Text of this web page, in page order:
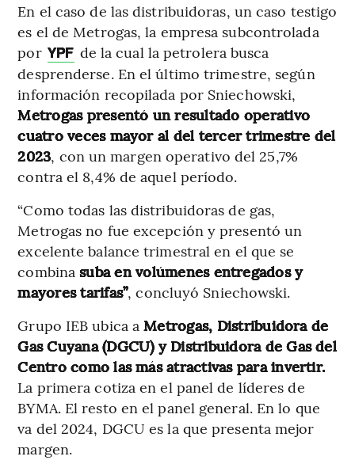
En el caso de las distribuidoras, un caso testigo
es el de Metrogas, la empresa subcontrolada
por YPF de la cual la petrolera busca
desprenderse. En el último trimestre, según
información recopilada por Sniechowski,
Metrogas presentó un resultado operativo
cuatro veces mayor al del tercer trimestre del
2023, con un margen operativo del 25,7%
contra el 8,4% de aquel período.
“Como todas las distribuidoras de gas,
Metrogas no fue excepción y presentó un
excelente balance trimestral en el que se
combinasuba en volúmenes entregados y
mayores tarifas”, concluyó Sniechowski.
Grupo IEB ubica aMetrogas, Distribuidora de
Gas Cuyana (DGCU) y Distribuidora de Gas del
Centro como las más atractivas para invertir.
La primera cotiza en el panel de líderes de
BYMA. El resto en el panel general. En lo que
va del 2024, DGCU es la que presenta mejor
margen.